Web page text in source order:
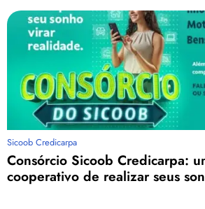
Sicoob Credicarpa
Consórcio Sicoob Credicarpa:
cooperativo de realizar seus